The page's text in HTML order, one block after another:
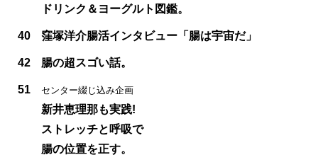
ドリンク＆ヨーグルト図鑑。
40 窪塚洋介腸活インタビュー「腸は宇宙だ」
42 腸の超スゴい話。
51 センター綴じ込み企画
新井恵理那も実践!
ストレッチと呼吸で
腸の位置を正す。